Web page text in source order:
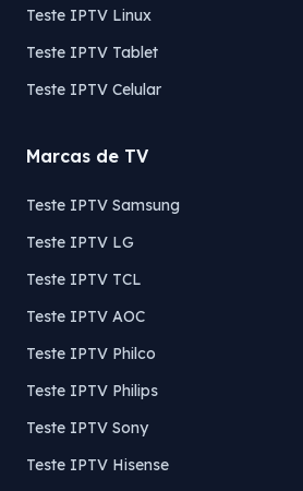
Teste IPTV Linux
Teste IPTV Tablet
Teste IPTV Celular
Marcas de TV
Teste IPTV Samsung
Teste IPTV LG
Teste IPTV TCL
Teste IPTV AOC
Teste IPTV Philco
Teste IPTV Philips
Teste IPTV Sony
Teste IPTV Hisense